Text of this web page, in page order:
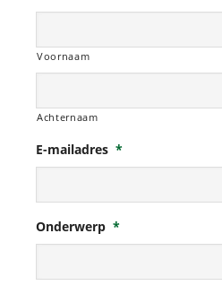
Voornaam
Achternaam
E-mailadres *
Onderwerp *